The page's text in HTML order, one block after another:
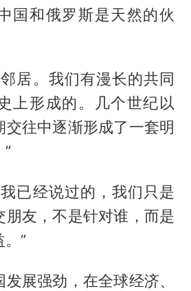
国和俄罗斯是天然的伙
居。我们有漫长的共同
上形成的。几个世纪以
交往中逐渐形成了一套明
已经说过的，我们只是
朋友，不是针对谁，而是
”
展强劲，在全球经济、